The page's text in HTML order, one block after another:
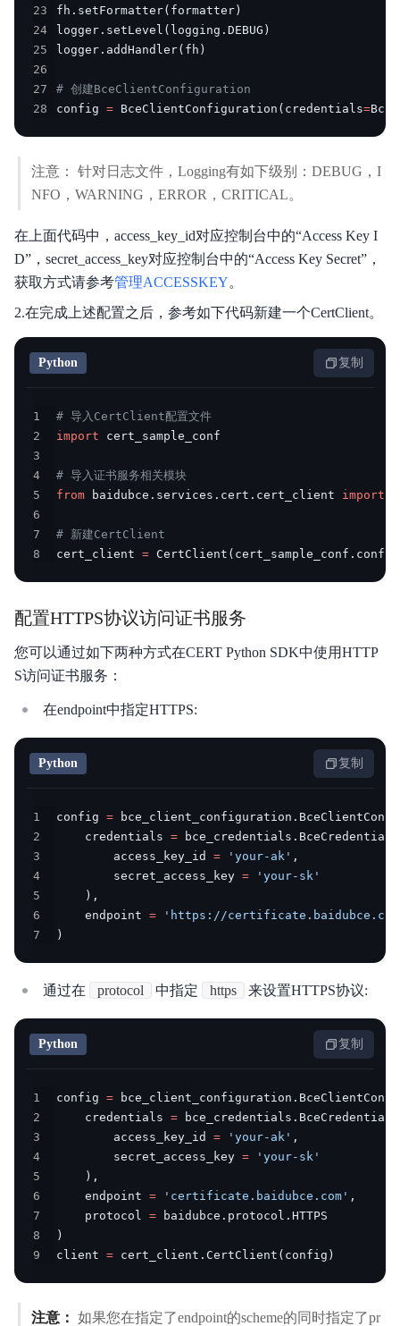
23 fh . setFormatter( formatter)
24
logger . setLevel ( logging . DEBUG )
25
logger . addHandler( fh )
26
27
# 创建BceClientConfiguration
28
config = BceClientConfiguration ( credentials=
注意： 针对日志文件，Logging有如下级别：DEBUG，I
NFO，WARNING，ERROR，CRITICAL。
在上面代码中，access_key_id对应控制台中的“Access Key I
D”，secret_access_key对应控制台中的“Access Key Secret”，
获取方式请参考管理ACCESSKEY。
2.在完成上述配置之后，参考如下代码新建一个CertClient。
Python 复制
1
# 导入CertClient配置文件
2
import
3
4
# 导入证书服务相关模块
5
from baidubce . services . cert . cert_client import
6
7
# 新建CertClient
8
cert_client = CertClient ( cert_sample_conf . config
配置HTTPS协议访问证书服务
您可以通过如下两种方式在CERT Python SDK中使用HTTP
S访问证书服务：
在endpoint中指定HTTPS:
Python 复制
1 config = bce_client_configuration .
2
    credentials
= bce_credentials . BceCredentials
3
        access_key_id
= 'your-ak' ,
4
        secret_access_key
=
'your-sk'
5
) ,
6
    endpoint
=
'https://
7
)
通过在 protocol 中指定 https 来设置HTTPS协议:
Python 复制
1 config = bce_client_configuration .
2
    credentials
= bce_credentials . BceCredentials
3
        access_key_id
= 'your-ak' ,
4
        secret_access_key
=
'your-sk'
5
) ,
6
    endpoint
= 'certificate.baidubce.com' ,
7
    protocol
= baidubce . protocol .
8
)
9
client = cert_client . CertClient ( config )
注意： 如果您在指定了endpoint的scheme的同时指定了pr